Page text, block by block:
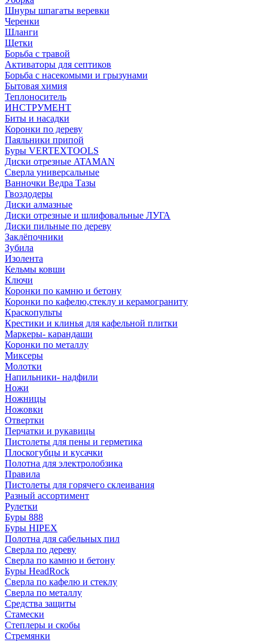
Шнуры шпагаты веревки
Черенки
Шланги
Щетки
Борьба с травой
Активаторы для септиков
Борьба с насекомыми и грызунами
Бытовая химия
Теплоноситель
ИНСТРУМЕНТ
Биты и насадки
Коронки по дереву
Паяльники припой
Буры VERTEXTOOLS
Диски отрезные ATAMAN
Сверла универсальные
Ванночки Ведра Тазы
Гвоздодеры
Диски алмазные
Диски отрезные и шлифовальные ЛУГА
Диски пильные по дереву
Заклёпочники
Зубила
Изолента
Кельмы ковши
Ключи
Коронки по камню и бетону
Коронки по кафелю,стеклу и керамограниту
Краскопульты
Крестики и клинья для кафельной плитки
Маркеры- карандаши
Коронки по металлу
Миксеры
Молотки
Напильники- надфили
Ножи
Ножницы
Ножовки
Отвертки
Перчатки и рукавицы
Пистолеты для пены и герметика
Плоскогубцы и кусачки
Полотна для электролобзика
Правила
Пистолеты для горячего склеивания
Разный ассортимент
Рулетки
Буры 888
Буры HIPEX
Полотна для сабельных пил
Сверла по дереву
Сверла по камню и бетону
Буры HeadRock
Сверла по кафелю и стеклу
Сверла по металлу
Средства защиты
Стамески
Степлеры и скобы
Стремянки